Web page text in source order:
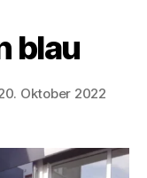
blau
Oktober 2022